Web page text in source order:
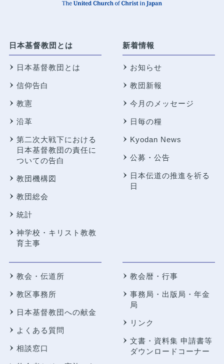
日本基督教団とは
日本基督教団とは
信仰告白
教憲
沿革
第二次大戦下における
日本基督教団の責任に
ついての告白
教団機構図
教団総会
統計
神学校・キリスト教教
育主事
新着情報
お知らせ
教団新報
今月のメッセージ
日毎の糧
Kyodan News
公募・公告
日本伝道の推進を祈る
日
教会・伝道所
教区事務所
日本基督教団への献金
よくある質問
相談窓口
教会暦・行事
事務局・出版局・年金
局
リンク
文書・資料集 申請書等
ダウンロードコーナー